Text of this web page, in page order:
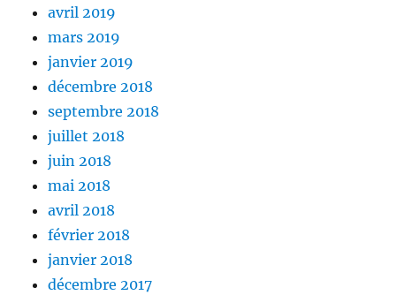
avril 2019
mars 2019
janvier 2019
décembre 2018
septembre 2018
juillet 2018
juin 2018
mai 2018
avril 2018
février 2018
janvier 2018
décembre 2017